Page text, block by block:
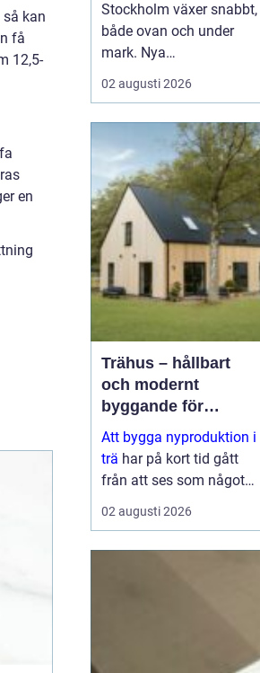
kan
få
12,5-
en
Stockholm växer snabbt,
både ovan och under
mark. Nya
bostadsområden tar
form, äldre fastigheter
på hållbara lösningar blir
allt högre. Mitt i den
utvecklingen spelar
elinstallationer en
avgörande roll. En
genomtänkt elinstallat...
02 augusti 2026
Trähus – hållbart
och modernt
byggande för
framtiden
Att bygga nyproduktion i
trä har på kort tid gått
från att ses som något
traditionellt till att bli ett
av de mest moderna
02 augusti 2026